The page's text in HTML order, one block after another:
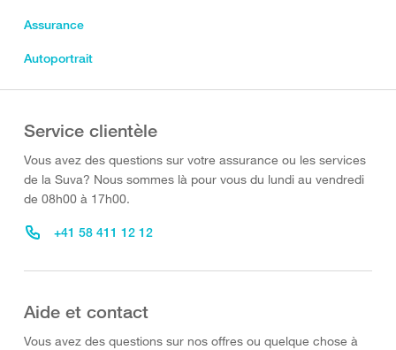
Assurance
Autoportrait
Service clientèle
Vous avez des questions sur votre assurance ou les services
de la Suva? Nous sommes là pour vous du lundi au vendredi
de 08h00 à 17h00.
+41 58 411 12 12
Aide et contact
Vous avez des questions sur nos offres ou quelque chose à